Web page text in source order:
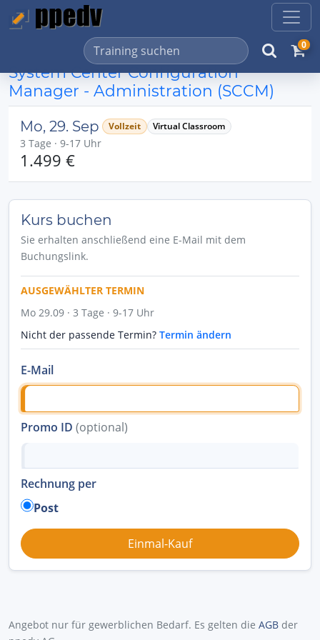
0
System Center Configuration
Manager - Administration (SCCM)
Mo, 29. Sep Vollzeit Virtual Classroom
3 Tage · 9-17 Uhr
1.499 €
Kurs buchen
Sie erhalten anschließend eine E-Mail mit dem
Buchungslink.
AUSGEWÄHLTER TERMIN
Mo 29.09 · 3 Tage · 9-17 Uhr
Nicht der passende Termin? Termin ändern
E-Mail
Promo ID (optional)
Rechnung per
Post
Angebot nur für gewerblichen Bedarf. Es gelten die AGB der